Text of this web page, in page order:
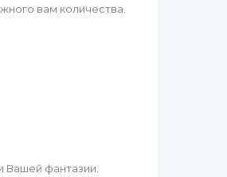
вам количества.
Вашей фантазии.